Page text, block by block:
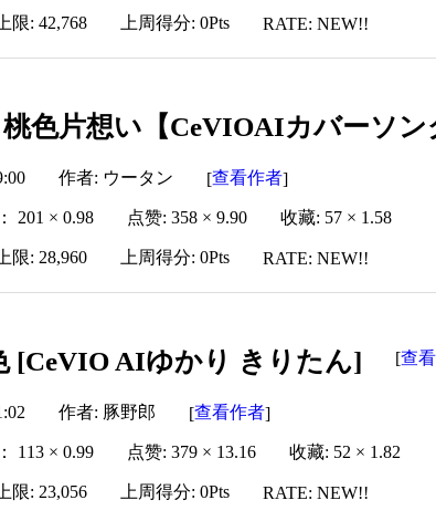
限: 42,768 上周得分: 0Pts RATE: NEW!!
色片想い【CeVIOAIカバーソン
作者: ウータン [查看作者]
201 × 0.98 点赞: 358 × 9.90 收藏: 57 × 1.58
限: 28,960 上周得分: 0Pts RATE: NEW!!
[CeVIO AIゆかり きりたん] [查
作者: 豚野郎 [查看作者]
113 × 0.99 点赞: 379 × 13.16 收藏: 52 × 1.82
限: 23,056 上周得分: 0Pts RATE: NEW!!